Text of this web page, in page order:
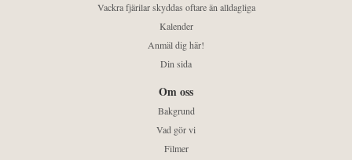
Vackra fjärilar skyddas oftare än alldagliga
Kalender
Anmäl dig här!
Din sida
Om oss
Bakgrund
Vad gör vi
Filmer